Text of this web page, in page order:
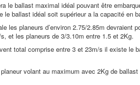
le ballast maximal idéal pouvant être
le ballast idéal soit supérieur a la capacité en
les planeurs d’environ 2.75/2.85m
et les planeurs de 3/3.10m entre 1.5 et 2Kg.
total comprise entre 3 et 23m/s il existe le
volant au maximum avec 2Kg de